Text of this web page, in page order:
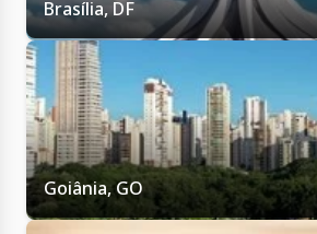
Brasília, DF
Goiânia, GO